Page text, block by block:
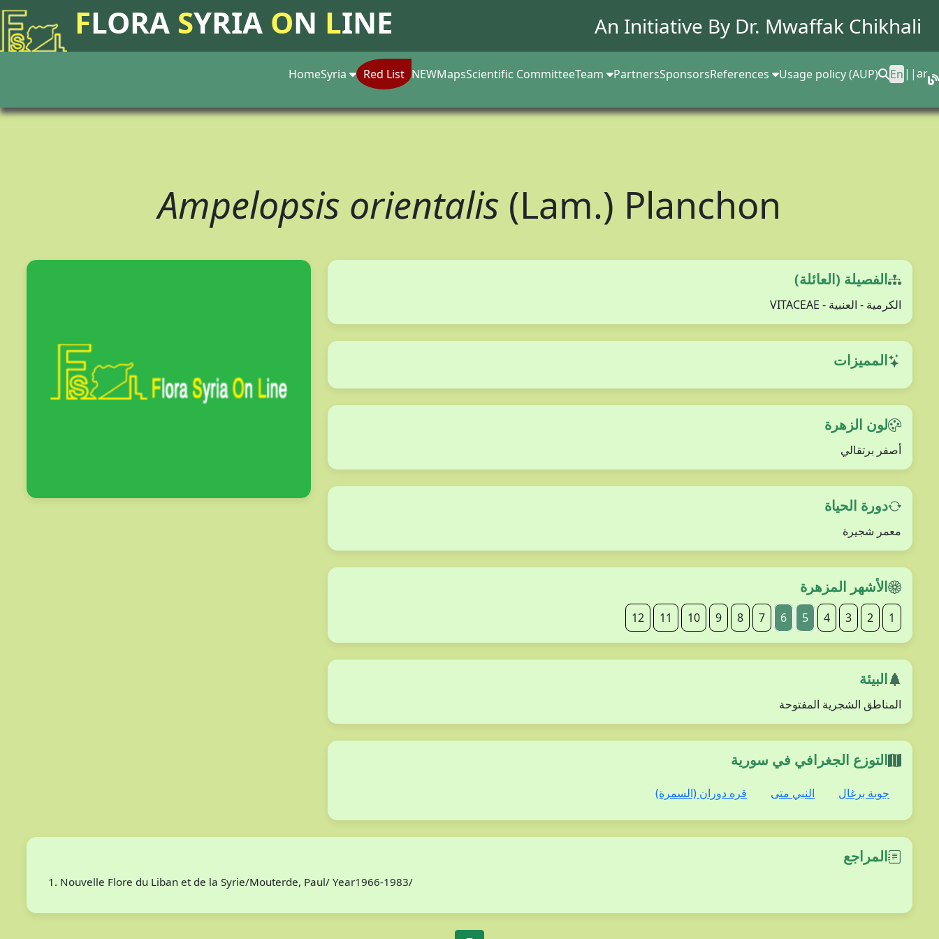
FLORA SYRIA ON LINE An Initiative By Dr. Mwaffak Chikhali
HomeSyria Red List NEWMapsScientific CommitteeTeam PartnersSponsorsReferences Usage policy (AUP) En ||ar
Ampelopsis orientalis (Lam.) Planchon
الفصيلة (العائلة)
الكرمية - العنبية - VITACEAE
المميزات
لون الزهرة
أصفر برتقالي
دورة الحياة
معمر شجيرة
الأشهر المزهرة
1
2
3
4
5
6
7
8
9
10
11
12
البيئة
المناطق الشجرية المفتوحة
التوزع الجغرافي في سورية
جوبة برغال النبي متى قره دوران (السمرة)
المراجع
Nouvelle Flore du Liban et de la Syrie/Mouterde, Paul/ Year1966-1983/